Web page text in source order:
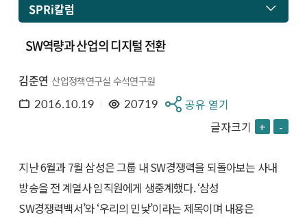
SPRi칼럼
SW역량과 산업의 디지털 전환
김준연 산업정책연구실 수석연구원
2016.10.19 20719
공유 열기
글자크기 + -
지난 6월과 7월 삼성은 그룹 내 SW경쟁력을 되돌아보는 사내
방송을 전 계열사 임직원에게 생중계했다. ‘삼성
SW경쟁력백서’와 ‘우리의 민낯’이라는 제목이며 내용은